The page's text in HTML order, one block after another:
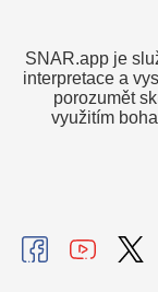
SNAR.app je
interpretace a
porozumět
využitím